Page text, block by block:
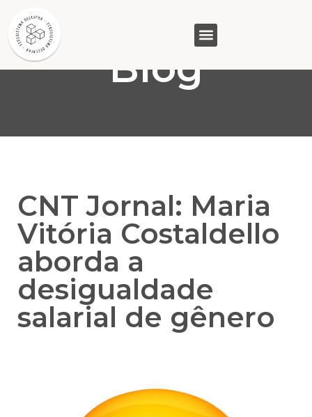
Blog
CNT Jornal: Maria
Vitória Costaldello
aborda a
desigualdade
salarial de gênero